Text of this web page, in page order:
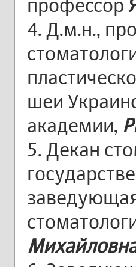
профессор
4. Д.м.н.,
шеи
академии,
5. Декан